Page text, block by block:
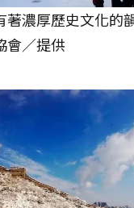
著濃厚歷史文化
會／提供